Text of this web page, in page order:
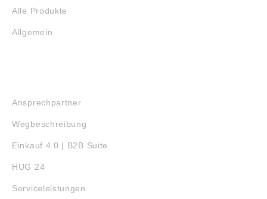
Alle Produkte
Allgemein
Ansprechpartner
Wegbeschreibung
Einkauf 4.0 | B2B Suite
HUG 24
Serviceleistungen